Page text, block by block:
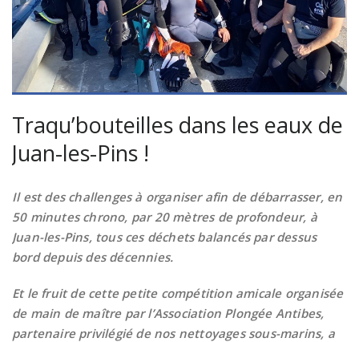
Traqu’bouteilles dans les eaux de
Juan-les-Pins !
Il est des challenges à organiser afin de débarrasser, en
50 minutes chrono, par 20 mètres de profondeur, à
Juan-les-Pins, tous ces déchets balancés par dessus
bord depuis des décennies.
Et le fruit de cette petite compétition amicale organisée
de main de maître par l’Association Plongée Antibes,
partenaire privilégié de nos nettoyages sous-marins, a